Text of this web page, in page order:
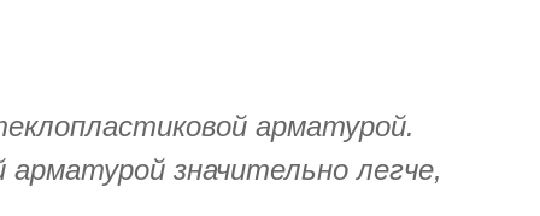
арматурой.
значительно легче,